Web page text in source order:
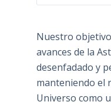
Nuestro
avances de la
desenfadado y
manteniendo el
Universo como